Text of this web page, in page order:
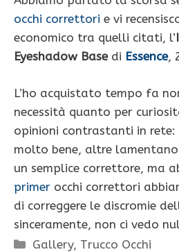
occhi correttori e vi
economico tra quelli citati, l’
Eyeshadow Basedi Essence,
L’ho acquistato tempo fa
necessità quanto per
opinioni contrastanti in
molto bene, altre
un semplice correttore, ma
primer occhi correttori
di correggere le discromie
sinceramente, non ci vedo
Categorie
Gallery, Trucco Occhi